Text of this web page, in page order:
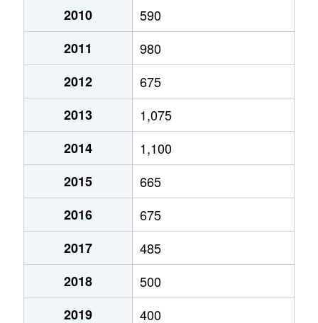
瀬高町長田
300万円
瀬高町長田
6,300万円
高田町江浦
2,400万円
高田町江浦町
500万円
高田町北新開
1,500万円
高田町濃施
830万円
高田町南新開
690万円
2010
590
2011
980
2012
675
2013
1,075
2014
1,100
2015
665
2016
675
2017
485
2018
500
2019
400